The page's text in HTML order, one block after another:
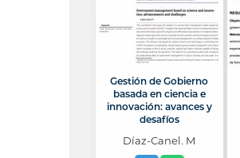
Gestión de Gobierno
basada en ciencia e
innovación: avances y
desafíos
Díaz-Canel. M